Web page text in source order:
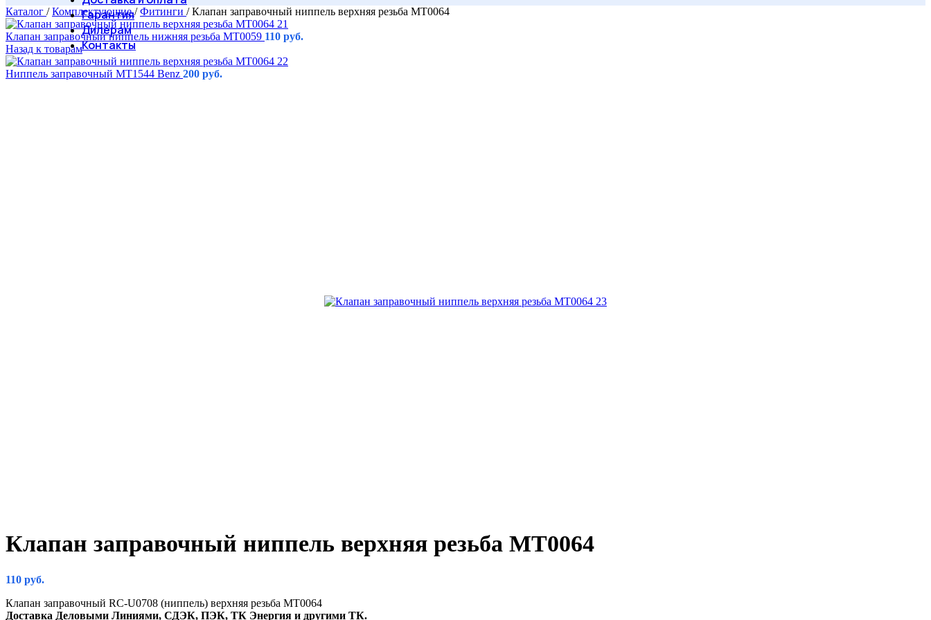
Гарантия
Дилерам
Контакты
Каталог / Комплектующие/ Фитинги / Клапан заправочный ниппель верхняя резьба МТ0064
Клапан заправочный ниппель нижняя резьба МТ0059 110 руб.
Назад к товарам
Ниппель заправочный MT1544 Benz 200 руб.
Клапан заправочный ниппель верхняя резьба МТ0064
110 руб.
Клапан заправочный RC-U0708 (ниппель) верхняя резьба МТ0064
Доставка Деловыми Линиями, СДЭК, ПЭК, ТК Энергия и другими ТК.